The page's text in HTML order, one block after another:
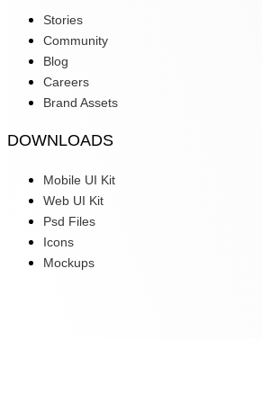
Stories
Community
Blog
Careers
Brand Assets
DOWNLOADS
Mobile UI Kit
Web UI Kit
Psd Files
Icons
Mockups